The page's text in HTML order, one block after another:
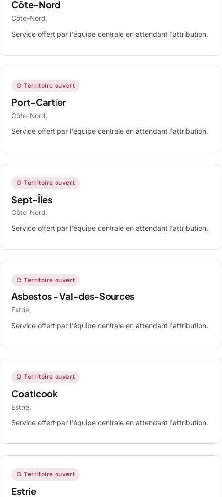
Côte-Nord
Côte-Nord,
Service offert par l'équipe centrale en attendant l'attribution.
○ Territoire ouvert
Port-Cartier
Côte-Nord,
Service offert par l'équipe centrale en attendant l'attribution.
○ Territoire ouvert
Sept-Îles
Côte-Nord,
Service offert par l'équipe centrale en attendant l'attribution.
○ Territoire ouvert
Asbestos - Val-des-Sources
Estrie,
Service offert par l'équipe centrale en attendant l'attribution.
○ Territoire ouvert
Coaticook
Estrie,
Service offert par l'équipe centrale en attendant l'attribution.
○ Territoire ouvert
Estrie